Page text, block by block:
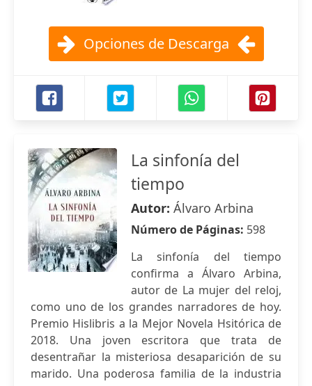
Opciones de Descarga
La sinfonía del
tiempo
Autor: Álvaro Arbina
Número de Páginas: 598
La sinfonía del tiempo
confirma a Álvaro Arbina,
autor de La mujer del reloj,
como uno de los grandes narradores de hoy.
Premio Hislibris a la Mejor Novela Hsitórica de
2018. Una joven escritora que trata de
desentrañar la misteriosa desaparición de su
marido. Una poderosa familia de la industria